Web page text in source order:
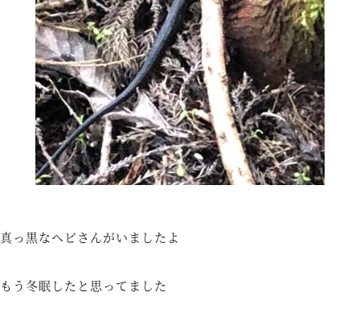
真っ黒なヘビさんがいましたよ
もう冬眠したと思ってました